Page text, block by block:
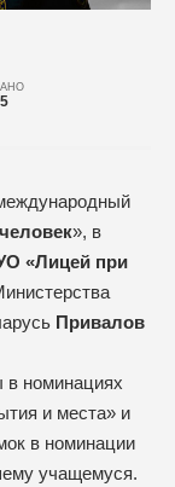
», в
«Лицей при
Привалов
номинациях
и места» и
в номинации
учащемуся.